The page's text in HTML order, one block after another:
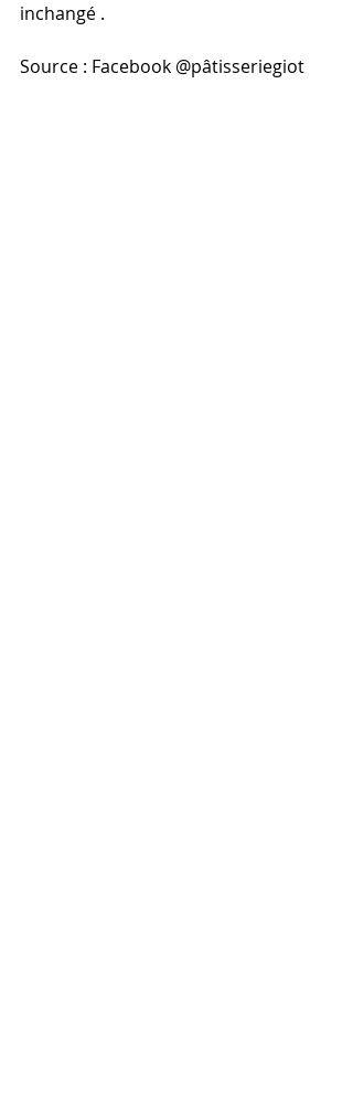
inchangé .
Source : Facebook @pâtisseriegiot